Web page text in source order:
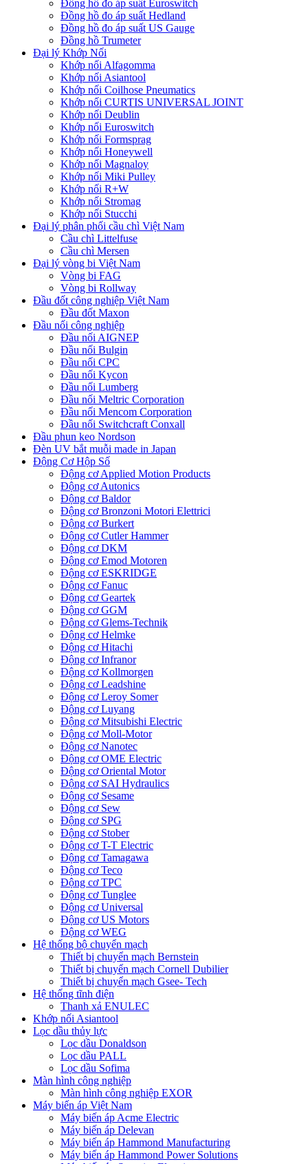
Đồng hồ đo áp suất Euroswitch
Đồng hồ đo áp suất Hedland
Đồng hồ đo áp suất US Gauge
Đồng hồ Trumeter
Đại lý Khớp Nối
Khớp nối Alfagomma
Khớp nối Asiantool
Khớp nối Coilhose Pneumatics
Khớp nối CURTIS UNIVERSAL JOINT
Khớp nối Deublin
Khớp nối Euroswitch
Khớp nối Formsprag
Khớp nối Honeywell
Khớp nối Magnaloy
Khớp nối Miki Pulley
Khớp nối R+W
Khớp nối Stromag
Khớp nối Stucchi
Đại lý phân phối cầu chì Việt Nam
Cầu chì Littelfuse
Cầu chì Mersen
Đại lý vòng bi Việt Nam
Vòng bi FAG
Vòng bi Rollway
Đầu đốt công nghiệp Việt Nam
Đầu đốt Maxon
Đầu nối công nghiệp
Đầu nối AIGNEP
Đầu nối Bulgin
Đầu nối CPC
Đầu nối Kycon
Đầu nối Lumberg
Đầu nối Meltric Corporation
Đầu nối Mencom Corporation
Đầu nối Switchcraft Conxall
Đầu phun keo Nordson
Đèn UV bắt muỗi made in Japan
Động Cơ Hộp Số
Động cơ Applied Motion Products
Động cơ Autonics
Động cơ Baldor
Động cơ Bronzoni Motori Elettrici
Động cơ Burkert
Động cơ Cutler Hammer
Động cơ DKM
Động cơ Emod Motoren
Động cơ ESKRIDGE
Động cơ Fanuc
Động cơ Geartek
Động cơ GGM
Động cơ Glems-Technik
Động cơ Helmke
Động cơ Hitachi
Động cơ Infranor
Động cơ Kollmorgen
Động cơ Leadshine
Động cơ Leroy Somer
Động cơ Luyang
Động cơ Mitsubishi Electric
Động cơ Moll-Motor
Động cơ Nanotec
Động cơ OME Electric
Động cơ Oriental Motor
Động cơ SAI Hydraulics
Động cơ Sesame
Động cơ Sew
Động cơ SPG
Động cơ Stober
Động cơ T-T Electric
Động cơ Tamagawa
Động cơ Teco
Động cơ TPC
Động cơ Tunglee
Động cơ Universal
Động cơ US Motors
Động cơ WEG
Hệ thống bộ chuyển mạch
Thiết bị chuyển mạch Bernstein
Thiết bị chuyển mạch Cornell Dubilier
Thiết bị chuyển mạch Gsee- Tech
Hệ thống tĩnh điện
Thanh xả ENULEC
Khớp nối Asiantool
Lọc dầu thủy lực
Lọc dầu Donaldson
Lọc dầu PALL
Lọc dầu Sofima
Màn hình công nghiệp
Màn hình công nghiệp EXOR
Máy biến áp Việt Nam
Máy biến áp Acme Electric
Máy biến áp Delevan
Máy biến áp Hammond Manufacturing
Máy biến áp Hammond Power Solutions